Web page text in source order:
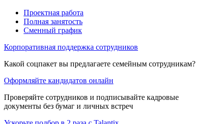
Проектная работа
Полная занятость
Сменный график
Корпоративная поддержка сотрудников
Какой соцпакет вы предлагаете семейным сотрудникам?
Оформляйте кандидатов онлайн
Проверяйте сотрудников и подписывайте кадровые
документы без бумаг и личных встреч